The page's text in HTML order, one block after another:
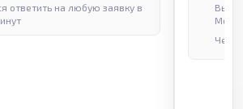
ответить на любую заявку в